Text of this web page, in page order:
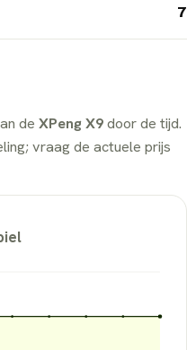
7
de XPeng X9door de tijd.
vraag de actuele prijs